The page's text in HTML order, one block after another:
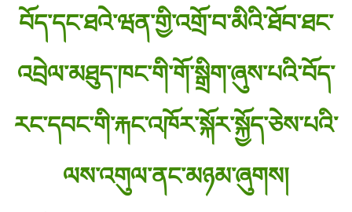
བོད་དང་ཐའེ་ཝན་གྱི་འགྲོ་བ་མིའི་ཐོབ་ཐང་
འབྲེལ་མཐུད་ཁང་གི་གོ་སྒྲིག་ཞུས་པའི་བོད་
རང་དབང་གི་རྐང་འཁོར་སྐོར་སྐྱོད་ཅེས་པའི་
ལས་འགུལ་ནང་མཉམ་ཞུགས།